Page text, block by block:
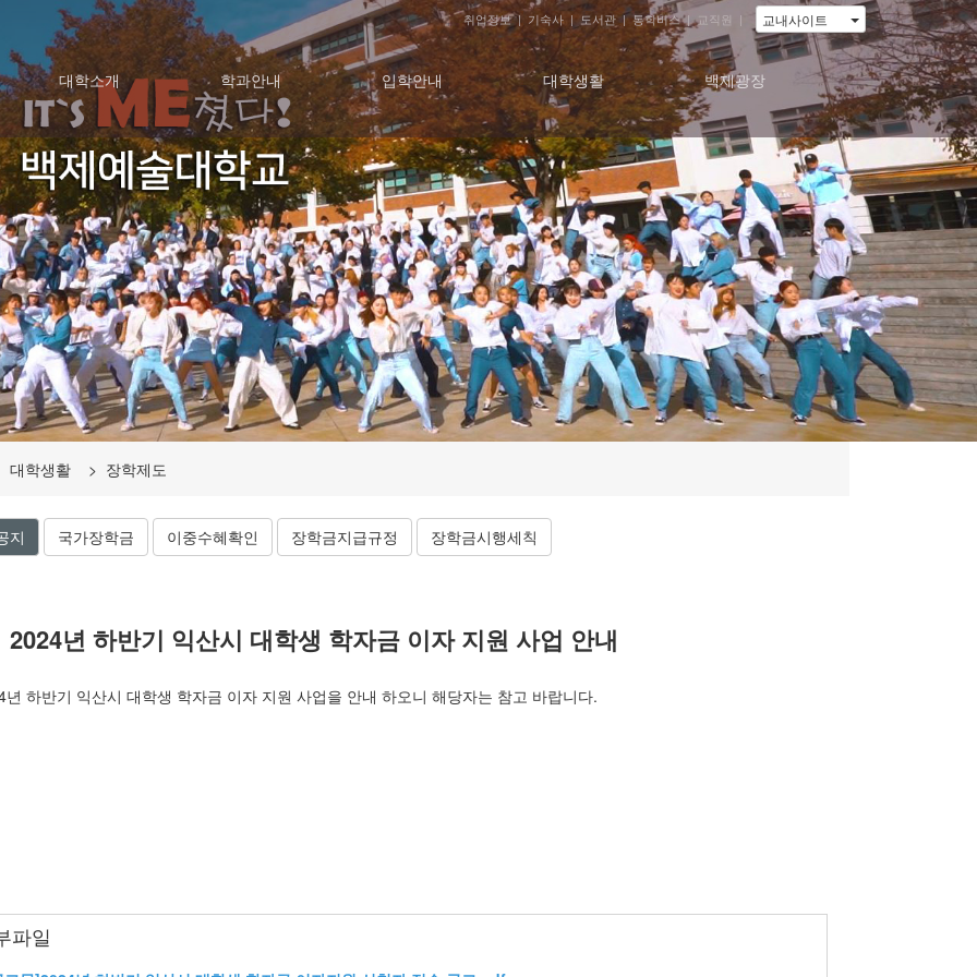
취업정보| 기숙사 |도서관|통학버스|교직원 | 교내사이트
대학소개 학과안내 입학안내 대학생활 백제광장
학생활 > 장학제도
지 국가장학금 이중수혜확인 장학금지급규정 장학금시행세칙
2024년 하반기 익산시 대학생 학자금 이자 지원 사업 안내
년 하반기 익산시 대학생 학자금 이자 지원 사업을 안내 하오니 해당자는 참고 바랍니다.
파일